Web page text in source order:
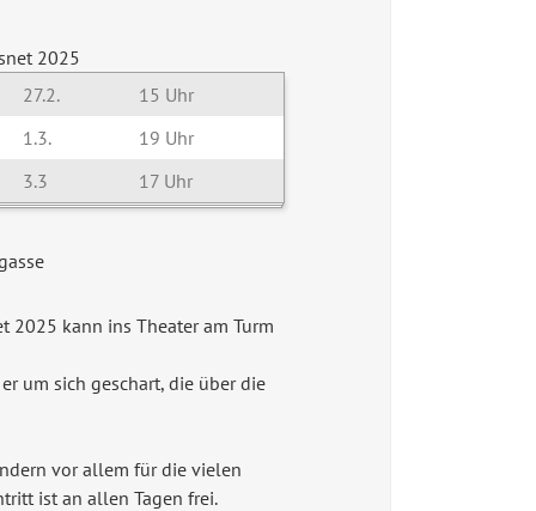
2025
27.2.
15 Uhr
1.3.
19 Uhr
3.3
17 Uhr
2025 kann ins Theater am Turm
um sich geschart, die über die
vor allem für die vielen
ist an allen Tagen frei.